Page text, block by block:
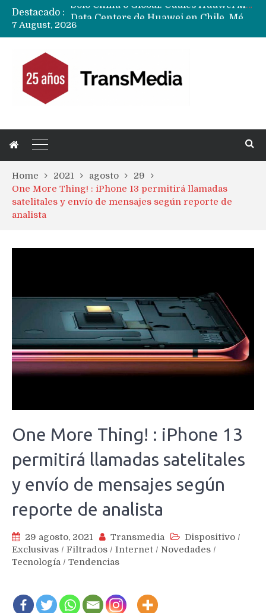
Destacado :
7 August, 2026
Home 2021 agosto
29
One More Thing! : iPhone 13 permitirá llamadas
satelitales y envío de mensajes según reporte de
analista
One More Thing! : iPhone 13
permitirá llamadas satelitales
y envío de mensajes según
reporte de analista
29 agosto, 2021 Transmedia Dispositivo /
Exclusivas / Filtrados / Internet / Novedades /
Tecnología / Tendencias